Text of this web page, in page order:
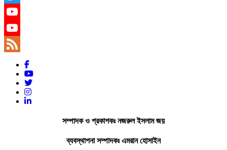
Twitter
YouTube
YouTube
Channel
সম্পাদক ও প্রকাশকঃ নজরুল ইসলাম জয়
ব্যবস্থাপনা সম্পাদকঃ এমরান হোসাইন